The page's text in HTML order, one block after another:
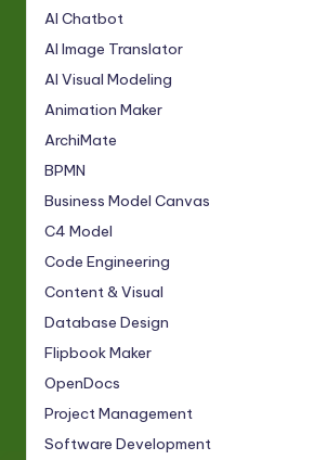
AI Chatbot
AI Image Translator
AI Visual Modeling
Animation Maker
ArchiMate
BPMN
Business Model Canvas
C4 Model
Code Engineering
Content & Visual
Database Design
Flipbook Maker
OpenDocs
Project Management
Software Development